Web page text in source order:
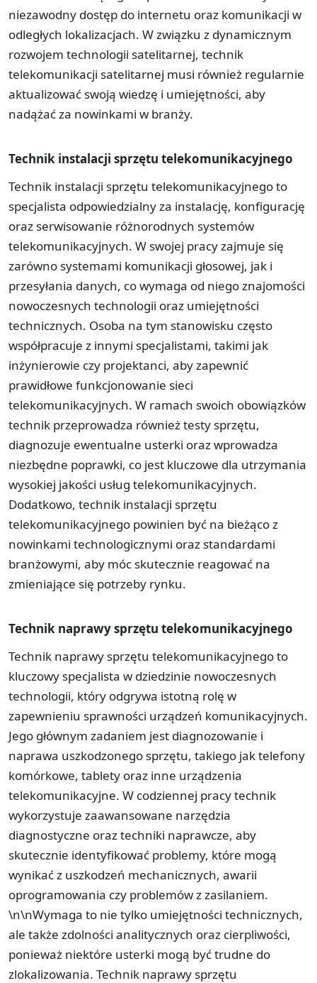
niezawodny dostęp do internetu oraz komunikacji w
odległych lokalizacjach. W związku z dynamicznym
rozwojem technologii satelitarnej, technik
telekomunikacji satelitarnej musi również regularnie
aktualizować swoją wiedzę i umiejętności, aby
nadążać za nowinkami w branży.
Technik instalacji sprzętu telekomunikacyjnego
Technik instalacji sprzętu telekomunikacyjnego to
specjalista odpowiedzialny za instalację, konfigurację
oraz serwisowanie różnorodnych systemów
telekomunikacyjnych. W swojej pracy zajmuje się
zarówno systemami komunikacji głosowej, jak i
przesyłania danych, co wymaga od niego znajomości
nowoczesnych technologii oraz umiejętności
technicznych. Osoba na tym stanowisku często
współpracuje z innymi specjalistami, takimi jak
inżynierowie czy projektanci, aby zapewnić
prawidłowe funkcjonowanie sieci
telekomunikacyjnych. W ramach swoich obowiązków
technik przeprowadza również testy sprzętu,
diagnozuje ewentualne usterki oraz wprowadza
niezbędne poprawki, co jest kluczowe dla utrzymania
wysokiej jakości usług telekomunikacyjnych.
Dodatkowo, technik instalacji sprzętu
telekomunikacyjnego powinien być na bieżąco z
nowinkami technologicznymi oraz standardami
branżowymi, aby móc skutecznie reagować na
zmieniające się potrzeby rynku.
Technik naprawy sprzętu telekomunikacyjnego
Technik naprawy sprzętu telekomunikacyjnego to
kluczowy specjalista w dziedzinie nowoczesnych
technologii, który odgrywa istotną rolę w
zapewnieniu sprawności urządzeń komunikacyjnych.
Jego głównym zadaniem jest diagnozowanie i
naprawa uszkodzonego sprzętu, takiego jak telefony
komórkowe, tablety oraz inne urządzenia
telekomunikacyjne. W codziennej pracy technik
wykorzystuje zaawansowane narzędzia
diagnostyczne oraz techniki naprawcze, aby
skutecznie identyfikować problemy, które mogą
wynikać z uszkodzeń mechanicznych, awarii
oprogramowania czy problemów z zasilaniem.
\n\nWymaga to nie tylko umiejętności technicznych,
ale także zdolności analitycznych oraz cierpliwości,
ponieważ niektóre usterki mogą być trudne do
zlokalizowania. Technik naprawy sprzętu